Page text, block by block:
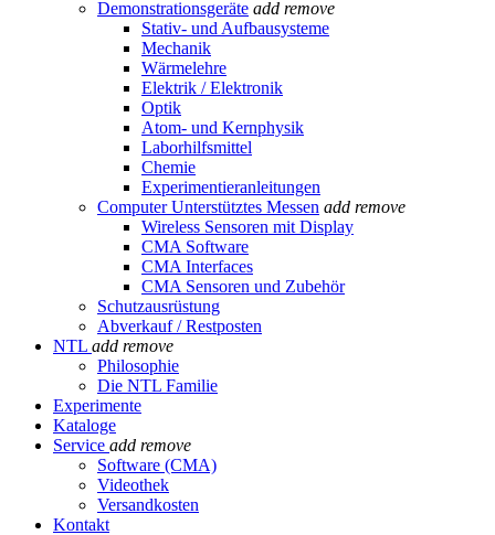
Demonstrationsgeräte add remove
Stativ- und Aufbausysteme
Mechanik
Wärmelehre
Elektrik / Elektronik
Optik
Atom- und Kernphysik
Laborhilfsmittel
Chemie
Experimentieranleitungen
Computer Unterstütztes Messen add remove
Wireless Sensoren mit Display
CMA Software
CMA Interfaces
CMA Sensoren und Zubehör
Schutzausrüstung
Abverkauf / Restposten
NTL add remove
Philosophie
Die NTL Familie
Experimente
Kataloge
Service add remove
Software (CMA)
Videothek
Versandkosten
Kontakt